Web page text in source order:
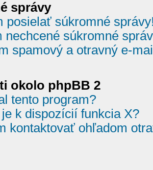
správy
posielať súkromné
nechcené súkromné
spamový a otravný e-
okolo phpBB 2
tento program?
k dispozícií funkcia X?
kontaktovať ohľadom